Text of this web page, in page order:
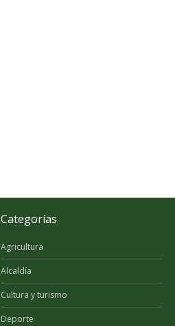
Categorías
Agricultura
Alcaldía
Cultura y turismo
Deporte